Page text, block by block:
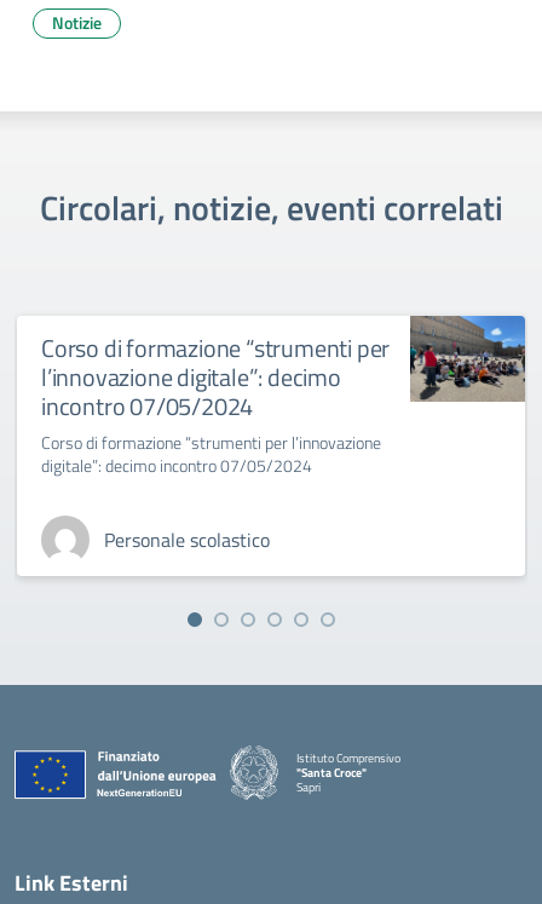
Notizie
Circolari, notizie, eventi correlati
Corso di formazione “strumenti per
l’innovazione digitale”: decimo
incontro 07/05/2024
Corso di formazione “strumenti per l’innovazione
digitale”: decimo incontro 07/05/2024
Personale scolastico
Istituto Comprensivo
"Santa Croce"
Sapri
— Visita la pagina iniziale della scuola
Link Esterni